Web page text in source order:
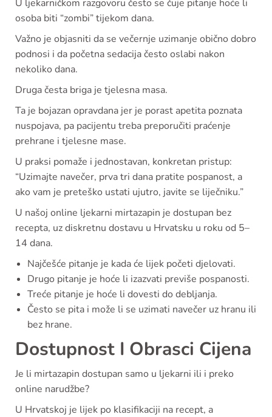
U ljekarničkom razgovoru često se čuje pitanje hoće li
osoba biti “zombi” tijekom dana.
Važno je objasniti da se večernje uzimanje obično dobro
podnosi i da početna sedacija često oslabi nakon
nekoliko dana.
Druga česta briga je tjelesna masa.
Ta je bojazan opravdana jer je porast apetita poznata
nuspojava, pa pacijentu treba preporučiti praćenje
prehrane i tjelesne mase.
U praksi pomaže i jednostavan, konkretan pristup:
“Uzimajte navečer, prva tri dana pratite pospanost, a
ako vam je preteško ustati ujutro, javite se liječniku.”
U našoj online ljekarni mirtazapin je dostupan bez
recepta, uz diskretnu dostavu u Hrvatsku u roku od 5–
14 dana.
Najčešće pitanje je kada će lijek početi djelovati.
Drugo pitanje je hoće li izazvati previše pospanosti.
Treće pitanje je hoće li dovesti do debljanja.
Često se pita i može li se uzimati navečer uz hranu ili
bez hrane.
Dostupnost I Obrasci Cijena
Je li mirtazapin dostupan samo u ljekarni ili i preko
online narudžbe?
U Hrvatskoj je lijek po klasifikaciji na recept, a